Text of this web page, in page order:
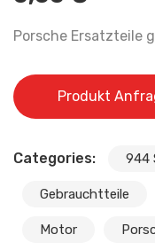
Porsche Ersatzteile
Produkt
Categories: 944
Gebrauchtteile
Motor